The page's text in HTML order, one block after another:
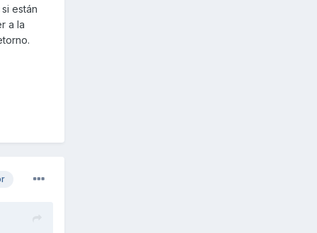
están
a la